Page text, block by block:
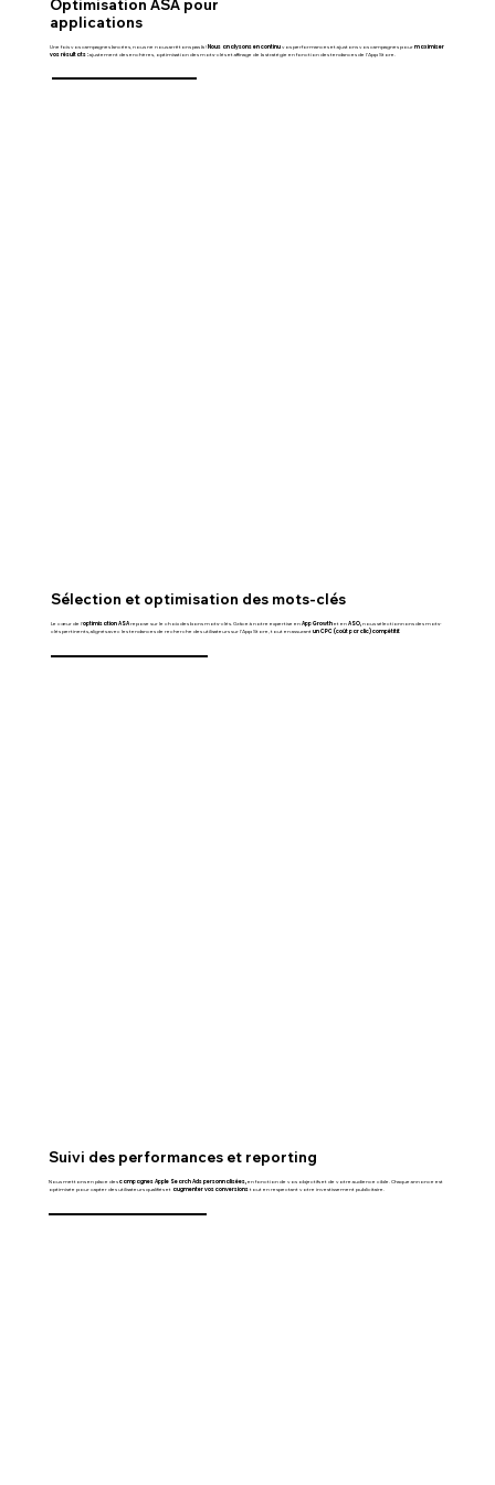
Sélection et optimisation des mots-clés
Le cœur de l'optimisation ASArepose sur le choix des bons mots-clés. Grâce à notre expertise enApp Growthet enASO, nous sélectionnons des mots-
clés pertinents, alignés avec les tendances de recherche des utilisateurs sur l’App Store, tout en assurant un CPC (coût par clic) compétitif.
Optimisation ASA pour
applications
Une fois vos campagnes lancées, nous ne nous arrêtons pas là !Nous analysons en continuvos performances et ajustons vos campagnes pourmaximiser
vos résultats :ajustement des enchères, optimisation des mots-clés et affinage de la stratégie en fonction des tendances de l’App Store.
Suivi des performances et reporting
Nous mettons en place descampagnes Apple Search Ads personnalisées,en fonction de vos objectifs et de votre audience cible. Chaque annonce est
optimisée pour capter des utilisateurs qualifiés et augmenter vos conversionstout en respectant votre investissement publicitaire.